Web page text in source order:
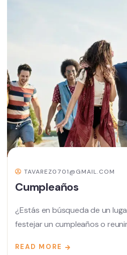
TAVAREZ0701@GMAIL.COM
Cumpleaños
¿Estás en búsqueda de un
festejar un cumpleaños o
READ MORE